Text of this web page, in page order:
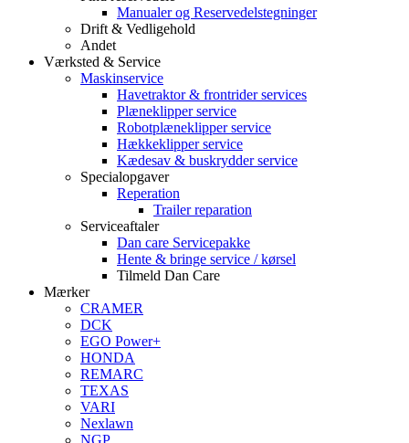
Manualer og Reservedelstegninger
Drift & Vedligehold
Andet
Værksted & Service
Maskinservice
Havetraktor & frontrider services
Plæneklipper service
Robotplæneklipper service
Hækkeklipper service
Kædesav & buskrydder service
Specialopgaver
Reperation
Trailer reparation
Serviceaftaler
Dan care Servicepakke
Hente & bringe service / kørsel
Tilmeld Dan Care
Mærker
CRAMER
DCK
EGO Power+
HONDA
REMARC
TEXAS
VARI
Nexlawn